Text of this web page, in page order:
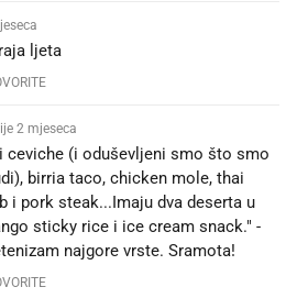
ljeta
2 mjeseca
ceviche (i oduševljeni smo što smo
birria taco, chicken mole, thai
i pork steak...Imaju dva deserta u
sticky rice i ice cream snack." -
najgore vrste. Sramota!